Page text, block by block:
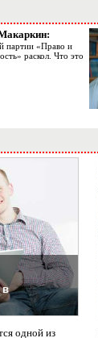
партии «Право и
раскол. Что это
в
одной из